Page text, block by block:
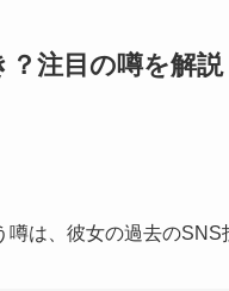
注目の噂を解説
は、彼女の過去のSNS